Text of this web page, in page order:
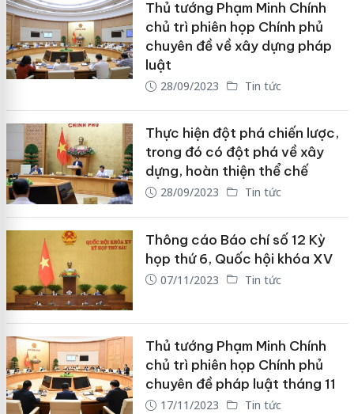
Thủ tướng Phạm Minh Chính
chủ trì phiên họp Chính phủ
chuyên đề về xây dựng pháp
luật
28/09/2023 Tin tức
Thực hiện đột phá chiến lược,
trong đó có đột phá về xây
dựng, hoàn thiện thể chế
28/09/2023 Tin tức
Thông cáo Báo chí số 12 Kỳ
họp thứ 6, Quốc hội khóa XV
07/11/2023 Tin tức
Thủ tướng Phạm Minh Chính
chủ trì phiên họp Chính phủ
chuyên đề pháp luật tháng 11
17/11/2023 Tin tức